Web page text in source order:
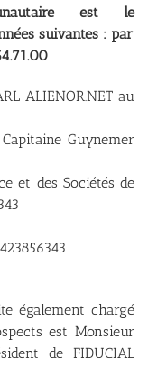
est le
suivantes : par
ALIENOR.NET au
Guynemer
et des Sociétés de
également chargé
est Monsieur
de FIDUCIAL